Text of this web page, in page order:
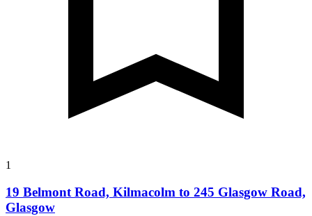
1
19 Belmont Road, Kilmacolm to 245 Glasgow Road,
Glasgow